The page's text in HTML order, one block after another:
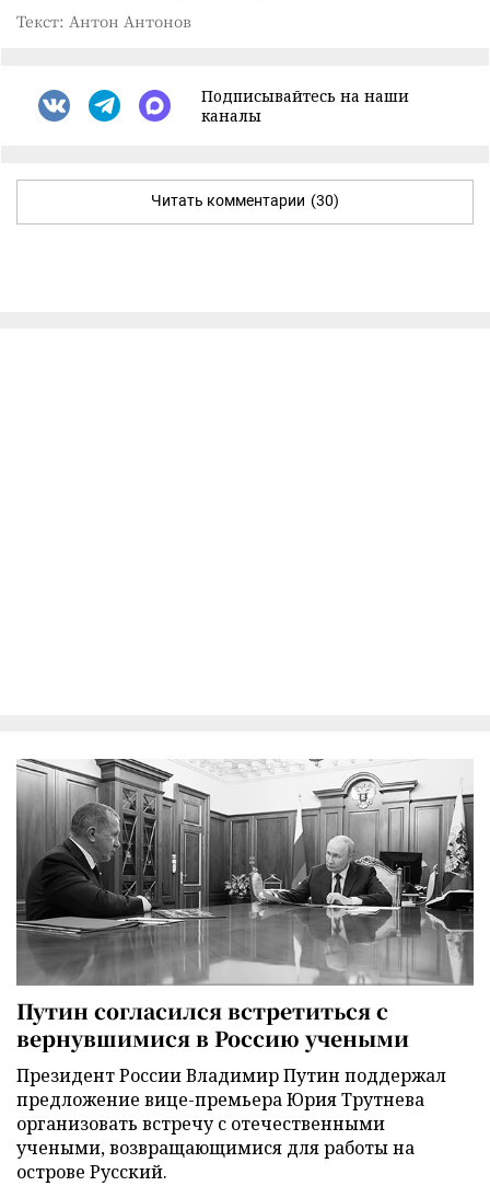
Текст: Антон Антонов
Подписывайтесь на наши
каналы
Читать комментарии (30)
Путин согласился встретиться с
вернувшимися в Россию учеными
Президент России Владимир Путин поддержал
предложение вице-премьера Юрия Трутнева
организовать встречу с отечественными
учеными, возвращающимися для работы на
острове Русский.